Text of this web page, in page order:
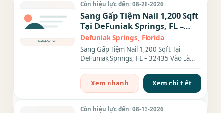
Còn hiệu lực đến: 08-28-2026
Sang Gấp Tiệm Nail 1,200 Sqft
Tại DeFuniak Springs, FL –
32435 Vào Là Làm Ngay
Defuniak Springs, Florida
Sang Gấp Tiệm Nail 1,200 Sqft Tại
DeFuniak Springs, FL – 32435 Vào Là
Xem nhanh
Xem chi tiết
Còn hiệu lực đến: 08-13-2026